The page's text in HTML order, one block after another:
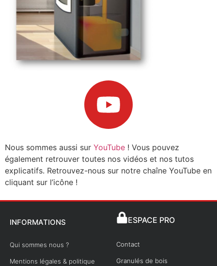
Nous sommes aussi sur YouTube ! Vous pouvez
également retrouver toutes nos vidéos et nos tutos
explicatifs. Retrouvez-nous sur notre chaîne YouTube en
cliquant sur l’icône !
INFORMATIONS
Qui sommes nous ?
Mentions légales & politique
ESPACE PRO
Contact
Granulés de bois